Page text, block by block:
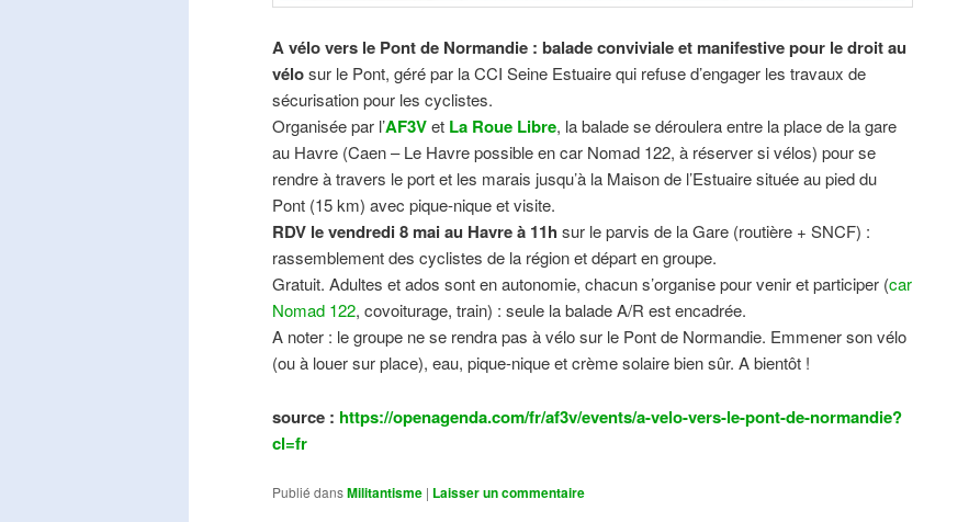
A vélo vers le Pont de Normandie : balade conviviale et manifestivepour le droit au
vélosur le Pont, géré par la CCI Seine Estuaire qui refuse d’engager les travaux de
sécurisation pour les cyclistes.
Organisée par l’AF3Vet La Roue Libre, la balade se déroulera entre la place de la gare
au Havre (Caen – Le Havre possible en car Nomad 122, à réserver si vélos) pour se
rendre à travers le port et les marais jusqu’à la Maison de l’Estuaire située au pied du
Pont (15 km) avec pique-nique et visite.
RDV le vendredi 8 mai au Havre à 11h sur le parvis de la Gare (routière + SNCF) :
rassemblement des cyclistes de la région et départ en groupe.
Gratuit. Adultes et ados sont en autonomie, chacun s’organise pour venir et participer (car
Nomad 122, covoiturage, train) : seule la balade A/R est encadrée.
A noter : le groupe ne se rendra pas à vélo sur le Pont de Normandie. Emmener son vélo
(ou à louer sur place), eau, pique-nique et crème solaire bien sûr. A bientôt !
source : https://openagenda.com/fr/af3v/events/a-velo-vers-le-pont-de-normandie?
cl=fr
Publié dansMilitantisme | Laisser un commentaire